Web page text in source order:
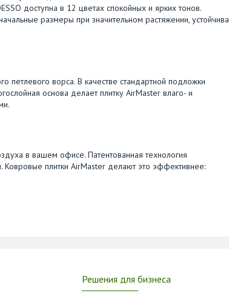
доступна в 12 цветах спокойных и ярких тонов.
размеры при значительном растяжении, устойчива
петлевого ворса. В качестве стандартной подложки
основа делает плитку AirMaster влаго- и
в вашем офисе. Патентованная технология
Ковровые плитки AirMaster делают это эффективнее:
Решения для бизнеса